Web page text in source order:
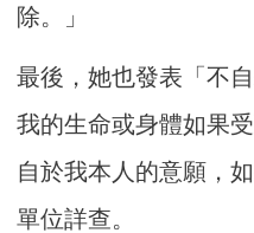
除。」
最後，她也發表「不
我的生命或身體如果
自於我本人的意願，
單位詳查。